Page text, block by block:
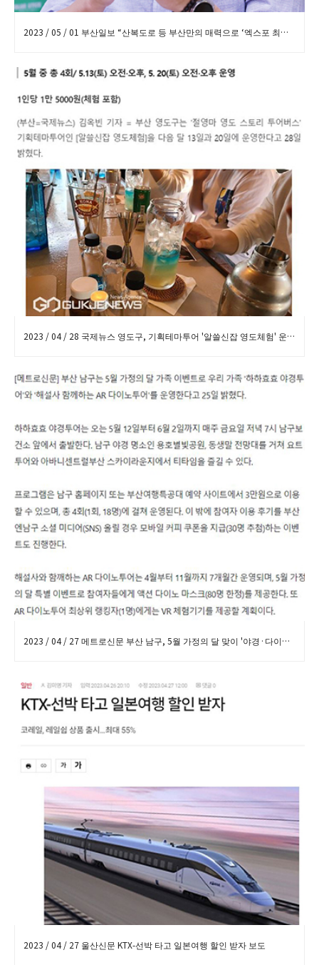
2023 / 05 / 01 부산일보 “산복도로 등 부산만의 매력으로 ‘엑스포 최적지’ 알려야” 인터뷰
2023 / 04 / 28 국제뉴스 영도구, 기획테마투어 '알쓸신잡 영도체험' 운영 보도
2023 / 04 / 27 메트로신문 부산 남구, 5월 가정의 달 맞이 '야경·다이노 투어' 진행 보도
2023 / 04 / 27 울산신문 KTX-선박 타고 일본여행 할인 받자 보도